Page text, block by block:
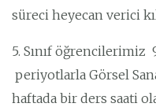
süreci heyecan verici
5. Sınıf
periyotlarla Görsel
haftada bir ders saati